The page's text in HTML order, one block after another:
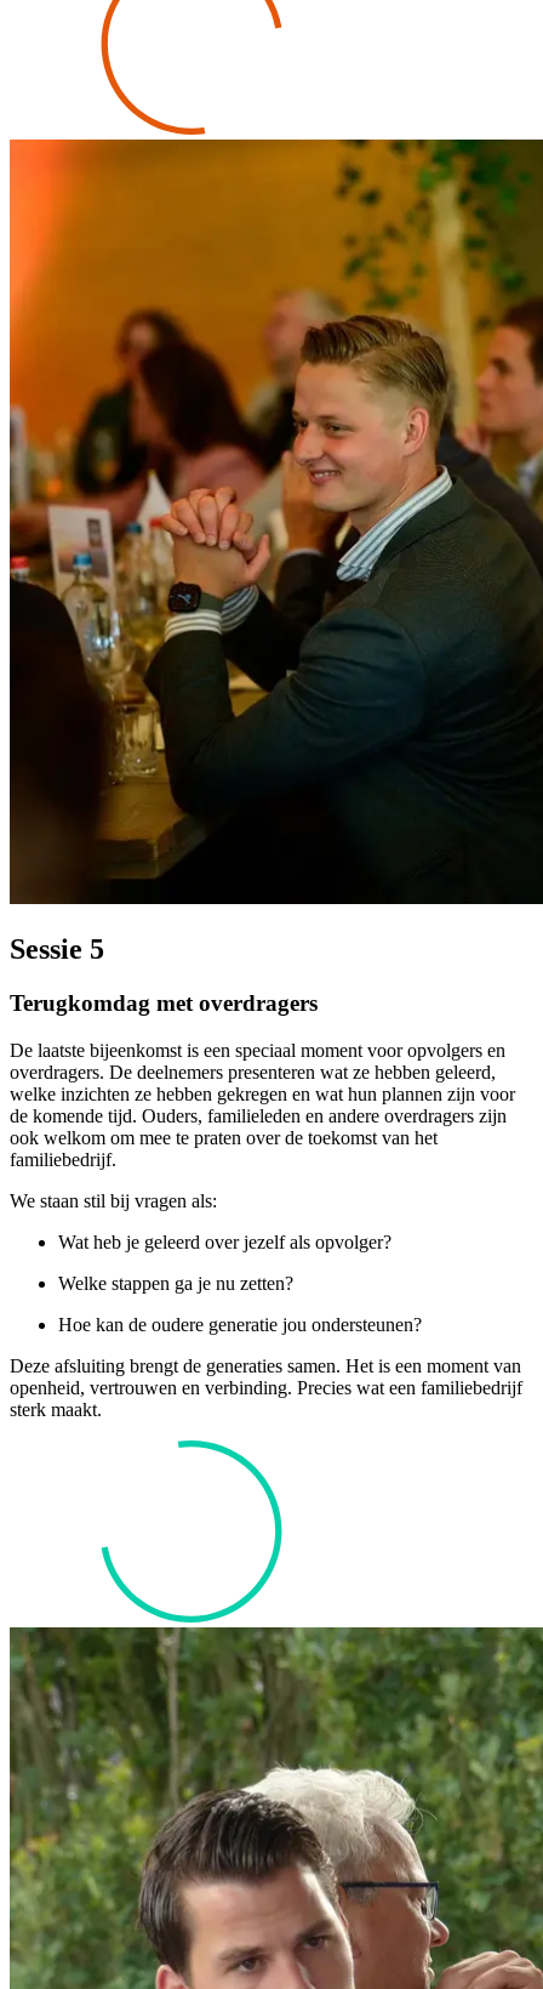
Sessie 5
Terugkomdag met overdragers
De laatste bijeenkomst is een speciaal moment voor opvolgers en
overdragers. De deelnemers presenteren wat ze hebben geleerd,
welke inzichten ze hebben gekregen en wat hun plannen zijn voor
de komende tijd. Ouders, familieleden en andere overdragers zijn
ook welkom om mee te praten over de toekomst van het
familiebedrijf.
We staan stil bij vragen als:
Wat heb je geleerd over jezelf als opvolger?
Welke stappen ga je nu zetten?
Hoe kan de oudere generatie jou ondersteunen?
Deze afsluiting brengt de generaties samen. Het is een moment van
openheid, vertrouwen en verbinding. Precies wat een familiebedrijf
sterk maakt.